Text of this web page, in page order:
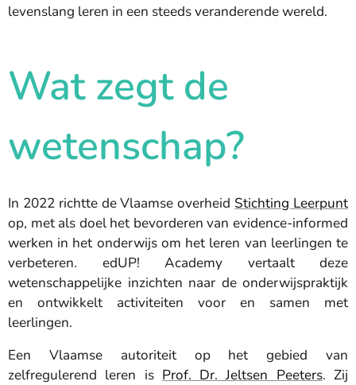
levenslang leren in een steeds veranderende wereld.
Wat zegt de
wetenschap?
In 2022 richtte de Vlaamse overheid Stichting Leerpunt
op, met als doel het bevorderen van evidence-informed
werken in het onderwijs om het leren van leerlingen te
verbeteren. edUP! Academy vertaalt deze
wetenschappelijke inzichten naar de onderwijspraktijk
en ontwikkelt activiteiten voor en samen met
leerlingen.
Een Vlaamse autoriteit op het gebied van
zelfregulerend leren is Prof. Dr. Jeltsen Peeters. Zij